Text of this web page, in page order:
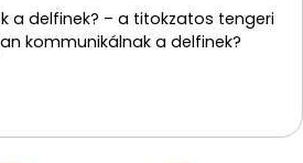
a delfinek? – a titokzatos tengeri
kommunikálnak a delfinek?